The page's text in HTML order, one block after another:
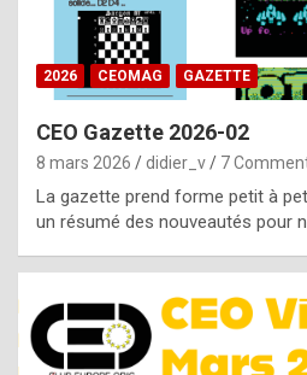
e
b
y
g
e
n
u
i
n
e
2026 CEOMAG GAZETTE
CEO Gazette 2026-02
8 mars 2026 didier_v 7
La gazette prend forme petit à
un résumé des nouveautés pour